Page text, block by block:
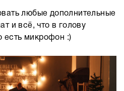
любые дополнительные
и всё, что в голову
есть микрофон :)